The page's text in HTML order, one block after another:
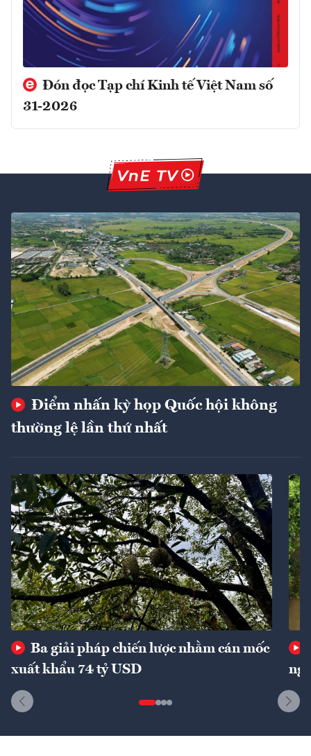
Đón đọc Tạp chí Kinh tế Việt Nam số
31-2026
Điểm nhấn kỳ họp Quốc hội không
thường lệ lần thứ nhất
Ba giải pháp chiến lược nhằm cán mốc
xuất khẩu 74 tỷ USD